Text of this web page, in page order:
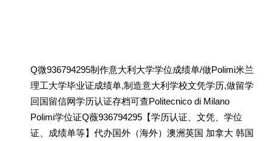
Q微936794295制作意大利大学学位成绩单/做Polimi米兰
理工大学毕业证成绩单,制造意大利学校文凭学历,做留学
回国留信网学历认证存档可查Politecnico di Milano
Polimi学位证Q薇936794295【学历认证、文凭、学位
证、成绩单等】代办国外（海外）澳洲英国 加拿大 韩国